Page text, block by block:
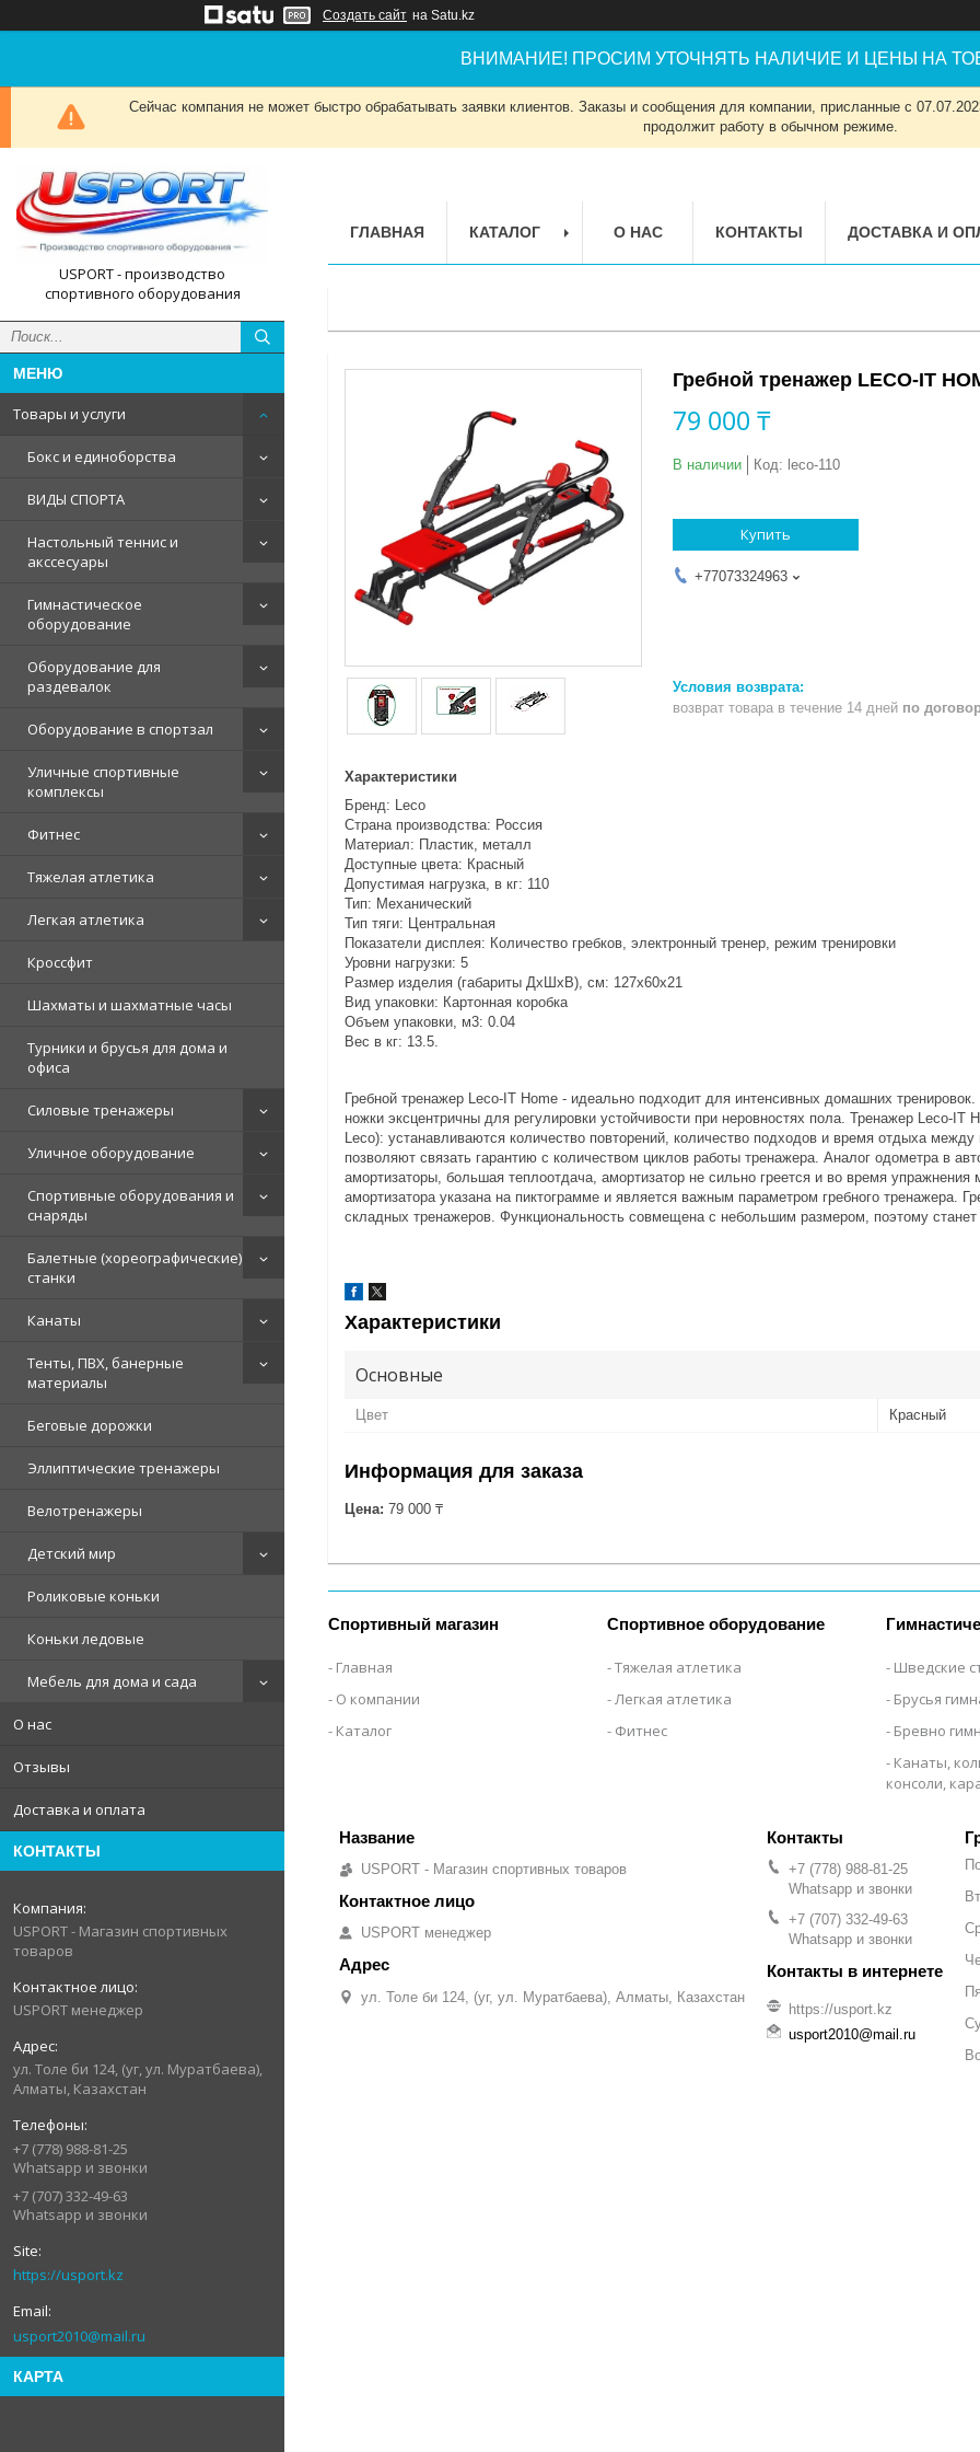
Создать сайт на Satu.kz
ВНИМАНИЕ! ПРОСИМ УТОЧНЯТЬ НАЛИЧИЕ И ЦЕНЫ НА
Сейчас компания не может быстро обрабатывать заявки клиентов. Заказы и сообщения для компании, присланные с
продолжит работу в обычном режиме.
USPORT - производство
спортивного оборудования
Товары и услуги
Бокс и единоборства
ВИДЫ СПОРТА
Настольный теннис и
акссесуары
Гимнастическое
оборудование
Оборудование для
раздевалок
Оборудование в спортзал
Уличные спортивные
комплексы
Фитнес
Тяжелая атлетика
Легкая атлетика
Кроссфит
Шахматы и шахматные часы
Турники и брусья для дома и
офиса
Силовые тренажеры
Уличное оборудование
Спортивные оборудования и
снаряды
Балетные (хореографические)
станки
Канаты
Тенты, ПВХ, банерные
материалы
Беговые дорожки
Эллиптические тренажеры
Велотренажеры
Детский мир
Роликовые коньки
Коньки ледовые
Мебель для дома и сада
О нас
Отзывы
Доставка и оплата
КОНТАКТЫ
USPORT - Магазин спортивных
товаров
USPORT менеджер
ул. Толе би 124, (уг, ул. Муратбаева),
Алматы, Казахстан
+7 (778) 988-81-25
Whatsapp и звонки
+7 (707) 332-49-63
Whatsapp и звонки
https://usport.kz
usport2010@mail.ru
КАРТА
ГЛАВНАЯ КАТАЛОГ О НАС КОНТАКТЫ ДОСТАВКА И
Гребной тренажер LECO-IT
79 000 ₸
В наличии Код: leco-110
Купить
+77073324963
возврат товара в течение 14 дней по
Характеристики
Бренд: Leco
Страна производства: Россия
Материал: Пластик, металл
Доступные цвета: Красный
Допустимая нагрузка, в кг: 110
Тип: Механический
Тип тяги: Центральная
Показатели дисплея: Количество гребков, электронный тренер, режим тренировки
Уровни нагрузки: 5
Размер изделия (габариты ДхШхВ), см: 127х60х21
Вид упаковки: Картонная коробка
Объем упаковки, м3: 0.04
Вес в кг: 13.5.
Гребной тренажер Leco-IT Home - идеально подходит для интенсивных домашних
ножки эксцентричны для регулировки устойчивости при неровностях пола. Тренажер Leco-
Leco): устанавливаются количество повторений, количество подходов и время отдыха
позволяют связать гарантию с количеством циклов работы тренажера. Аналог одометра в
амортизаторы, большая теплоотдача, амортизатор не сильно греется и во время
амортизатора указана на пиктограмме и является важным параметром гребного тренажера.
складных тренажеров. Функциональность совмещена с небольшим размером, поэтому
Характеристики
Основные
Цвет Красный
Информация для заказа
Цена: 79 000 ₸
Спортивный магазин
Главная
О компании
Каталог
Спортивное оборудование
Тяжелая атлетика
Легкая атлетика
Фитнес
Шведские
Брусья
Бревно
Канаты,
консоли,
USPORT - Магазин спортивных товаров
USPORT менеджер
ул. Толе би 124, (уг, ул. Муратбаева), Алматы, Казахстан
+7 (778) 988-81-25
Whatsapp и звонки
+7 (707) 332-49-63
Whatsapp и звонки
https://usport.kz
usport2010@mail.ru